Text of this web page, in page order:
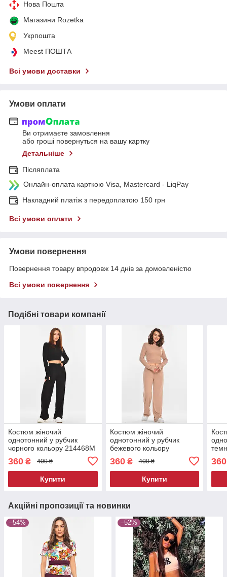
Нова Пошта
Магазини Rozetka
Укрпошта
Meest ПОШТА
Всі умови доставки
Умови оплати
Ви отримаєте замовлення
або гроші повернуться на вашу картку
Детальніше
Післяплата
Онлайн-оплата карткою Visa, Mastercard - LiqPay
Накладний платіж з передоплатою 150 грн
Всі умови оплати
Умови повернення
Повернення товару впродовж 14 днів за домовленістю
Всі умови повернення
Подібні товари компанії
Костюм жіночий
однотонний у рубчик
чорного кольору 214468M
360 ₴ 400 ₴
Купити
Костюм жіночий
однотонний у рубчик
бежевого кольору
360₴ 400 ₴
Купити
360
Акційні пропозиції та новинки
–54% –52%